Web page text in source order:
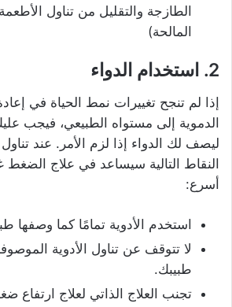
الطازجة والتقليل من تناول
المالحة)
2. استخدام الدواء
إذا لم تنجح تغييرات نمط الحياة في
الدموية إلى مستواه الطبيعي، فيجب
ليصف لك الدواء إذا لزم الأمر. عند تناول
النقاط التالية سيساعد في علاج
أسرع:
استخدم الأدوية تمامًا كما وصفها
لا تتوقف عن تناول الأدوية
طبيبك.
تجنب العلاج الذاتي لعلاج ارتفاع